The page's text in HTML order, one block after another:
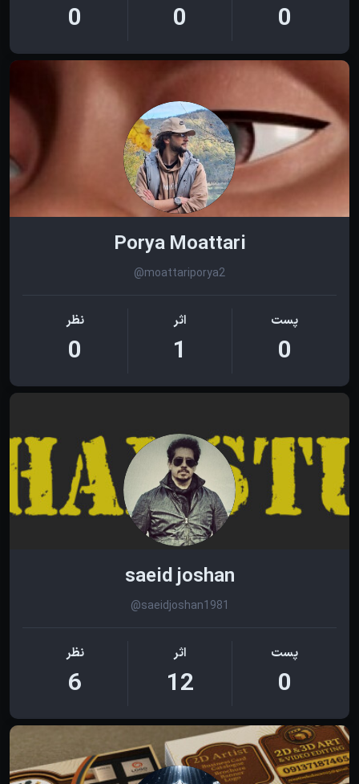
0
0
0
Porya Moattari
@moattariporya2
پست
0
اثر
1
نظر
0
saeid joshan
@saeidjoshan1981
پست
0
اثر
12
نظر
6